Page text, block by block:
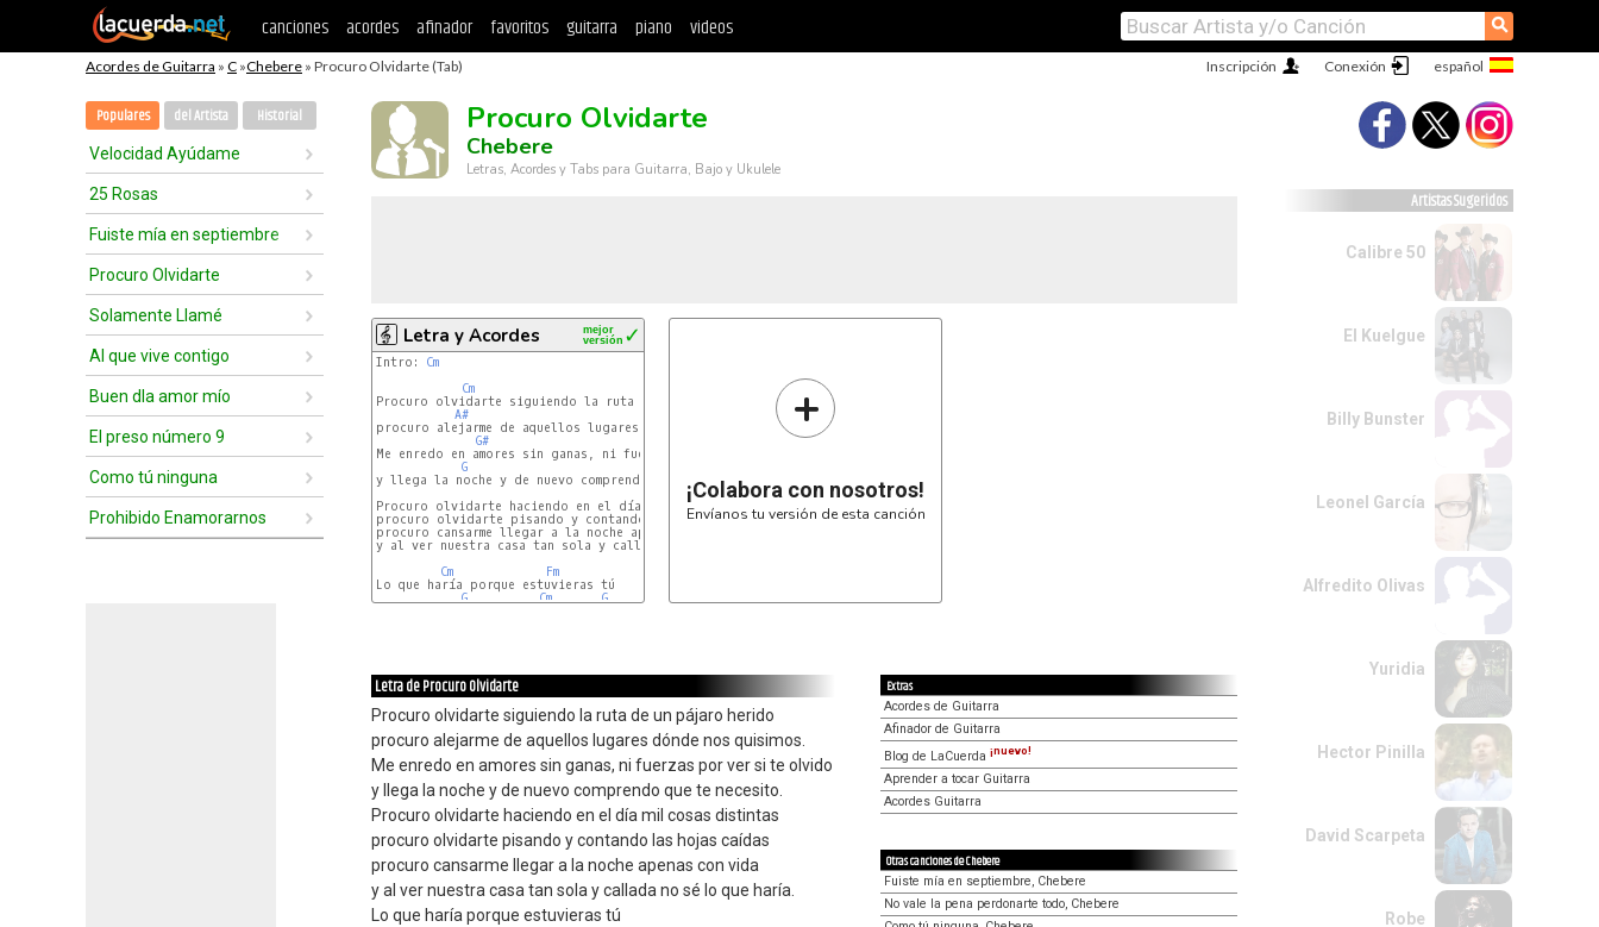
canciones acordes afinador favoritos guitarra piano videos ⚲
Acordes de Guitarra » C »Chebere » Procuro Olvidarte (Tab) Conexión
Inscripción
Populares del Artista Historial
Velocidad Ayúdame
25 Rosas
Fuiste mía en septiembre
Procuro Olvidarte
Solamente Llamé
Al que vive contigo
Buen dIa amor mío
El preso número 9
Como tú ninguna
Prohibido Enamorarnos
Procuro Olvidarte
Chebere
Letras, Acordes y Tabs para Guitarra, Bajo y Ukulele
Letra y Acordes ✓
mejor
versión
Intro: Cm
Cm
Procuro olvidarte siguiendo la ruta de un pájaro herido
A#
procuro alejarme de aquellos lugares dónde nos quisimos.
G#
Fm
Me enredo en amores sin ganas, ni fuerzas por ver si te olvido
G
y llega la noche y de nuevo comprendo que te necesito.
Procuro olvidarte haciendo en el día mil cosas distintas
procuro olvidarte pisando y contando las hojas caídas
procuro cansarme llegar a la noche apenas con vida
y al ver nuestra casa tan sola y callada no sé lo que haría.
Cm
Fm
Lo que haría porque estuvieras tú
G
Cm
G
+
¡Colabora con nosotros!
Envíanos tu versión de esta canción
Letra de Procuro Olvidarte
Procuro olvidarte siguiendo la ruta de un pájaro herido
procuro alejarme de aquellos lugares dónde nos quisimos.
Me enredo en amores sin ganas, ni fuerzas por ver si te olvido
y llega la noche y de nuevo comprendo que te necesito.
Procuro olvidarte haciendo en el día mil cosas distintas
procuro olvidarte pisando y contando las hojas caídas
procuro cansarme llegar a la noche apenas con vida
y al ver nuestra casa tan sola y callada no sé lo que haría.
Lo que haría porque estuvieras tú
Extras
Acordes de Guitarra
Afinador de Guitarra
Blog de LaCuerda ¡nuevo!
Aprender a tocar Guitarra
Acordes Guitarra
Otras canciones de Chebere
Fuiste mía en septiembre, Chebere
No vale la pena perdonarte todo, Chebere
Artistas Sugeridos
Calibre 50
El Kuelgue
Billy Bunster
Leonel García
Alfredito Olivas
Yuridia
Hector Pinilla
David Scarpeta
Robe